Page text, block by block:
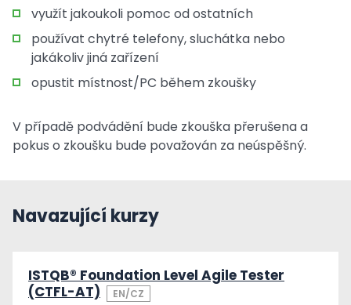
využít jakoukoli pomoc od ostatních
používat chytré telefony, sluchátka nebo
jakákoliv jiná zařízení
opustit místnost/PC během zkoušky
V případě podvádění bude zkouška přerušena a
pokus o zkoušku bude považován za neúspěšný.
Navazující kurzy
ISTQB® Foundation Level Agile Tester
(CTFL-AT)
EN/CZ